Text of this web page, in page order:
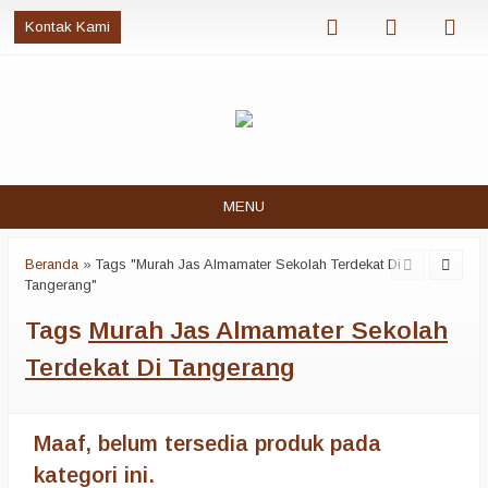
Kontak Kami
MENU
Beranda »Tags "Murah Jas Almamater Sekolah Terdekat Di
Tangerang"
Tags Murah Jas Almamater Sekolah
Terdekat Di Tangerang
Maaf, belum tersedia produk pada
kategori ini.